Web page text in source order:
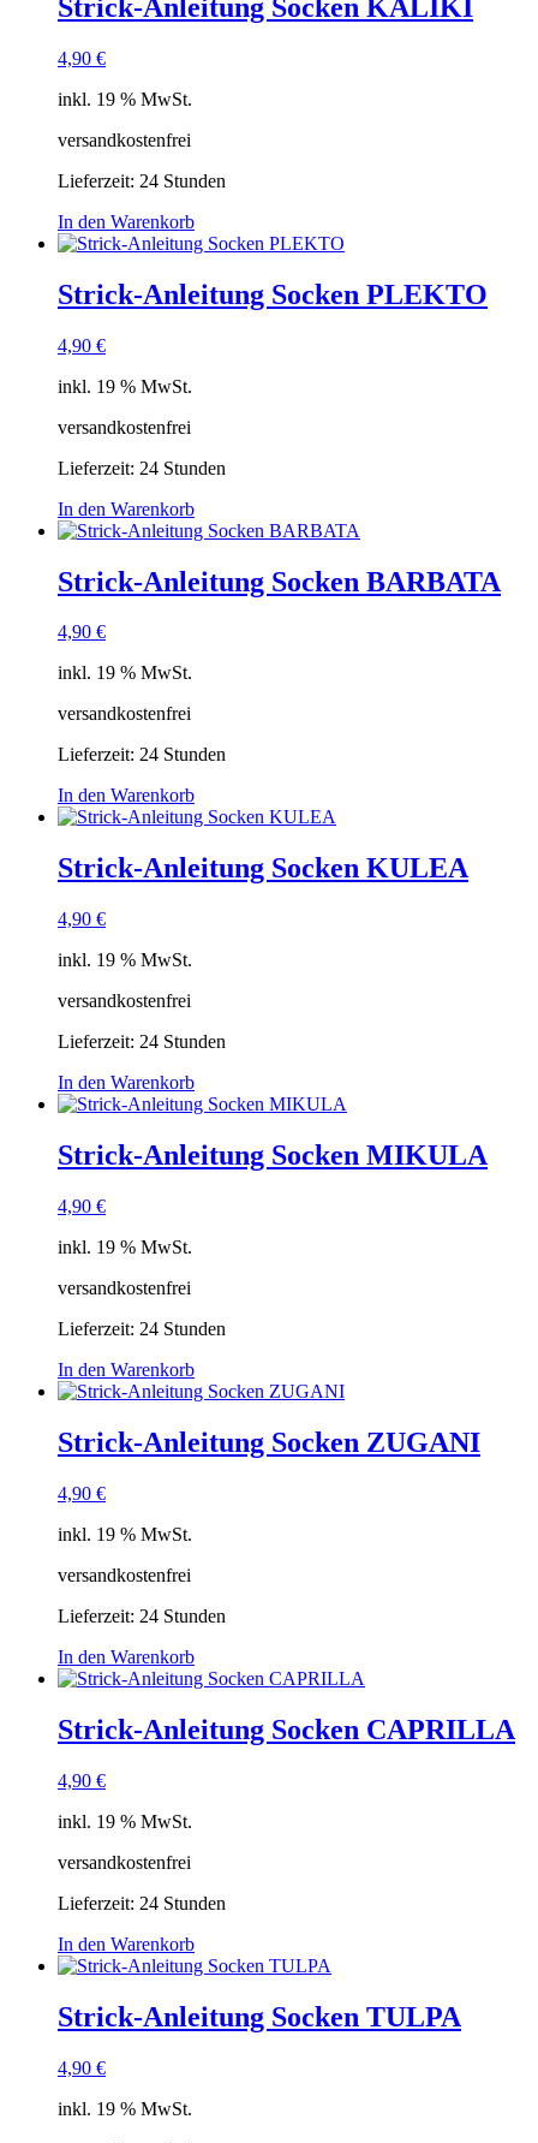
Strick-Anleitung Socken KALIKI
4,90 €
inkl. 19 % MwSt.
versandkostenfrei
Lieferzeit: 24 Stunden
In den Warenkorb
Strick-Anleitung Socken PLEKTO
4,90 €
inkl. 19 % MwSt.
versandkostenfrei
Lieferzeit: 24 Stunden
In den Warenkorb
Strick-Anleitung Socken BARBATA
4,90 €
inkl. 19 % MwSt.
versandkostenfrei
Lieferzeit: 24 Stunden
In den Warenkorb
Strick-Anleitung Socken KULEA
4,90 €
inkl. 19 % MwSt.
versandkostenfrei
Lieferzeit: 24 Stunden
In den Warenkorb
Strick-Anleitung Socken MIKULA
4,90 €
inkl. 19 % MwSt.
versandkostenfrei
Lieferzeit: 24 Stunden
In den Warenkorb
Strick-Anleitung Socken ZUGANI
4,90 €
inkl. 19 % MwSt.
versandkostenfrei
Lieferzeit: 24 Stunden
In den Warenkorb
Strick-Anleitung Socken CAPRILLA
4,90 €
inkl. 19 % MwSt.
versandkostenfrei
Lieferzeit: 24 Stunden
In den Warenkorb
Strick-Anleitung Socken TULPA
4,90 €
inkl. 19 % MwSt.